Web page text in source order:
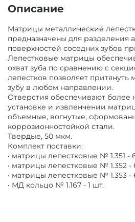
ДЕЗИНФИЦИРУЮЩИЕ
АНТИСЕПТИКИ
ПОЛИРЫ ДЛЯ
ШЛИФОВАНИЯ
ПОДКЛАДОЧНЫЕ
МАТЕРИАЛЫ ДЛЯ
ЛЕЧЕНИЯ
ОБОРУДОВАНИЕ И
ЛИТЕЙНОЕ
АРТИКУЛЛЯТОРЫ,
CAD/CAM
ПЕСКОСТРУЙНОЕ
ОБОРУДОВАНИЕ
Описание
Матрицы металлические
предназначены для разделения
поверхностей соседних зубов
Лепестковые матрицы
охват зуба по сравнению с
лепестков позволяет притянуть
зубу в любом направлении.
Отверстия обеспечивают более
установке и извленчении
объемные, вогнутые,
коррозионностойкой стали.
Твердые, 50 мкм.
Комплект поставки:
• матрицы лепестковые № 1.351 -
• матрицы лепестковые № 1.352 -
• матрицы лепестковые № 1.353 -
• МД кольцо № 1.167 - 1 шт.